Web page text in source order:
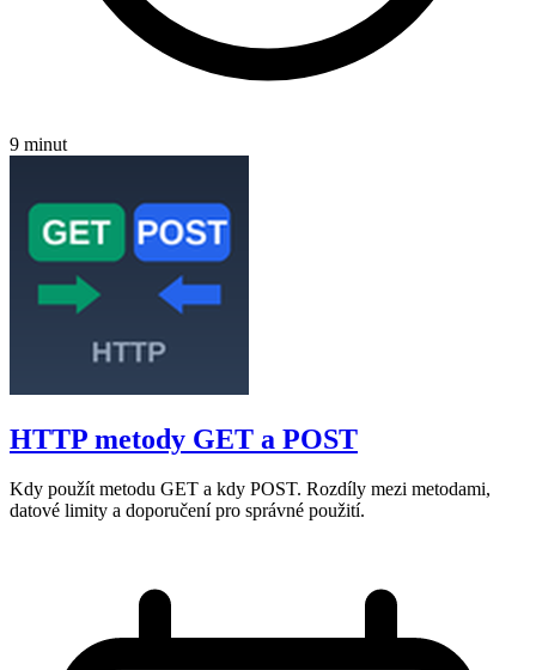
9 minut
HTTP metody GET a POST
Kdy použít metodu GET a kdy POST. Rozdíly mezi metodami,
datové limity a doporučení pro správné použití.